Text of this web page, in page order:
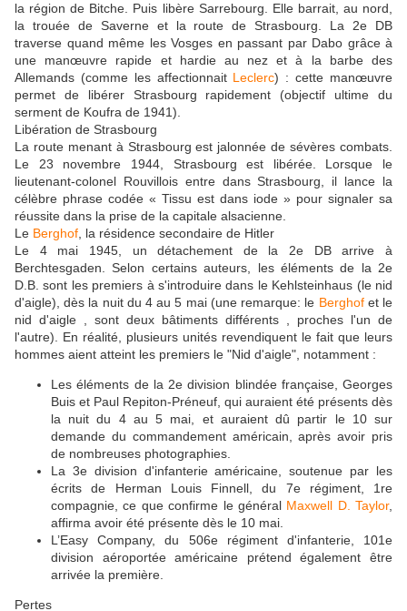
la région de Bitche. Puis libère Sarrebourg. Elle barrait, au nord,
la trouée de Saverne et la route de Strasbourg. La 2e DB
traverse quand même les Vosges en passant par Dabo grâce à
une manœuvre rapide et hardie au nez et à la barbe des
Allemands (comme les affectionnait Leclerc) : cette manœuvre
permet de libérer Strasbourg rapidement (objectif ultime du
serment de Koufra de 1941).
Libération de Strasbourg
La route menant à Strasbourg est jalonnée de sévères combats.
Le 23 novembre 1944, Strasbourg est libérée. Lorsque le
lieutenant-colonel Rouvillois entre dans Strasbourg, il lance la
célèbre phrase codée « Tissu est dans iode » pour signaler sa
réussite dans la prise de la capitale alsacienne.
Le Berghof, la résidence secondaire de Hitler
Le 4 mai 1945, un détachement de la 2e DB arrive à
Berchtesgaden. Selon certains auteurs, les éléments de la 2e
D.B. sont les premiers à s'introduire dans le Kehlsteinhaus (le nid
d'aigle), dès la nuit du 4 au 5 mai (une remarque: le Berghofet le
nid d'aigle , sont deux bâtiments différents , proches l'un de
l'autre). En réalité, plusieurs unités revendiquent le fait que leurs
hommes aient atteint les premiers le "Nid d'aigle", notamment :
Les éléments de la 2e division blindée française, Georges
Buis et Paul Repiton-Préneuf, qui auraient été présents dès
la nuit du 4 au 5 mai, et auraient dû partir le 10 sur
demande du commandement américain, après avoir pris
de nombreuses photographies.
La 3e division d'infanterie américaine, soutenue par les
écrits de Herman Louis Finnell, du 7e régiment, 1re
compagnie, ce que confirme le général Maxwell D. Taylor,
affirma avoir été présente dès le 10 mai.
L’Easy Company, du 506e régiment d'infanterie, 101e
division aéroportée américaine prétend également être
arrivée la première.
Pertes